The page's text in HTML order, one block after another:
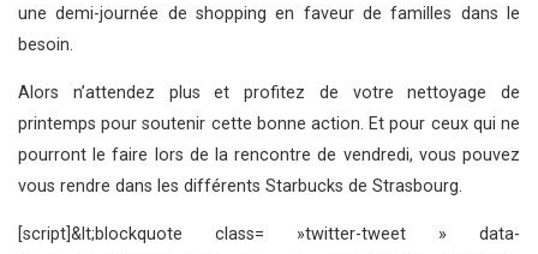
une demi-journée de shopping en faveur de familles dans le
besoin.
Alors n’attendez plus et profitez de votre nettoyage de
printemps pour soutenir cette bonne action. Et pour ceux qui ne
pourront le faire lors de la rencontre de vendredi, vous pouvez
vous rendre dans les différents Starbucks de Strasbourg.
[script]&lt;blockquote class= »twitter-tweet » data-